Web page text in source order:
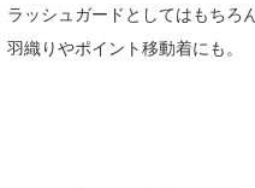
ラッシュガードとしてはもちろ
羽織りやポイント移動着にも。